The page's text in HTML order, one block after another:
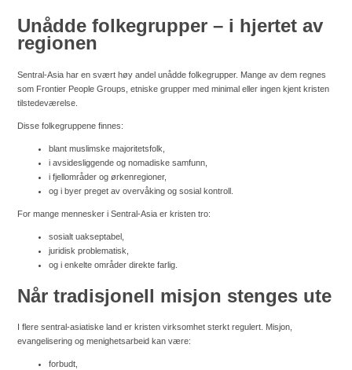
Unådde folkegrupper – i hjertet av
regionen
Sentral-Asia har en svært høy andel unådde folkegrupper. Mange av dem regnes
som Frontier People Groups, etniske grupper med minimal eller ingen kjent kristen
tilstedeværelse.
Disse folkegruppene finnes:
blant muslimske majoritetsfolk,
i avsidesliggende og nomadiske samfunn,
i fjellområder og ørkenregioner,
og i byer preget av overvåking og sosial kontroll.
For mange mennesker i Sentral-Asia er kristen tro:
sosialt uakseptabel,
juridisk problematisk,
og i enkelte områder direkte farlig.
Når tradisjonell misjon stenges ute
I flere sentral-asiatiske land er kristen virksomhet sterkt regulert. Misjon,
evangelisering og menighetsarbeid kan være:
forbudt,